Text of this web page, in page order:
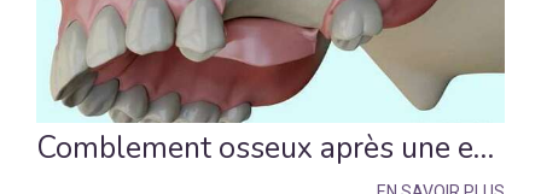
Comblement osseux après une extraction dentaire